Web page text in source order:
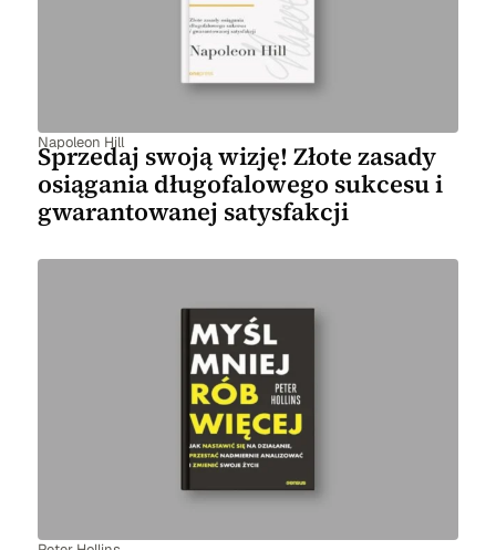
Napoleon Hill
Sprzedaj swoją wizję! Złote zasady
osiągania długofalowego sukcesu i
gwarantowanej satysfakcji